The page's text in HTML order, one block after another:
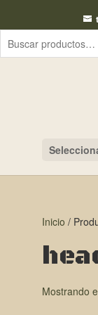
Inicio /
Mostrando